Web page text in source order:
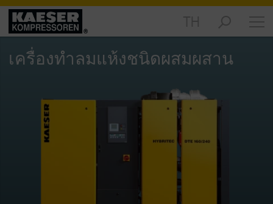
ผลิตภัณฑ์
ข้อมูล
โซลูชัน
เครื่องทำลมแห้งชนิดผสมผสาน